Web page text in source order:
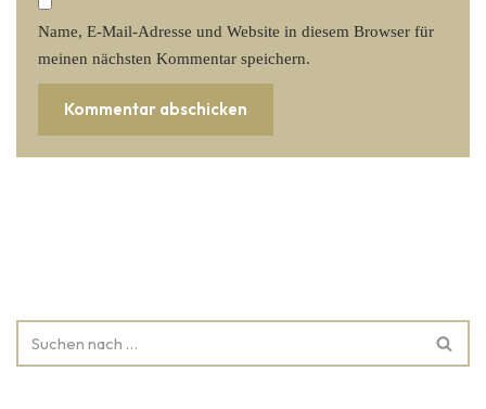
Name, E-Mail-Adresse und Website in diesem Browser für
meinen nächsten Kommentar speichern.